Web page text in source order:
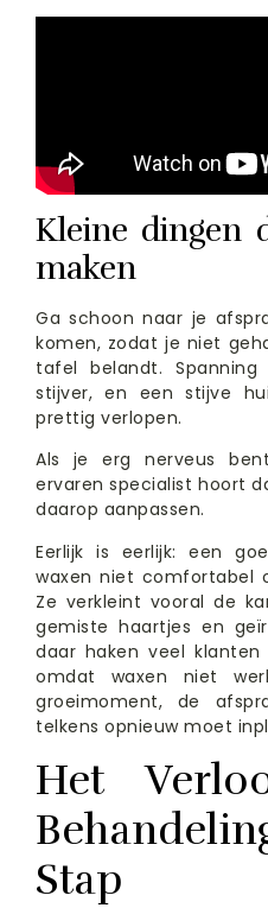
Kleine dingen
maken
Ga schoon naar je
komen, zodat je niet
tafel belandt.
stijver, en een stijve
prettig verlopen.
Als je erg nerveus
ervaren specialist hoort
daarop aanpassen.
Eerlijk is eerlijk: een
waxen niet comfortabel
Ze verkleint vooral de
gemiste haartjes en
daar haken veel
omdat waxen niet
groeimoment, de
telkens opnieuw moet
Het
Stap